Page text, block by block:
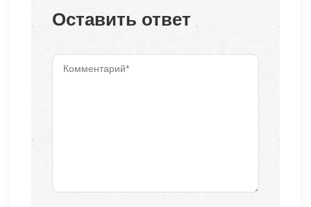
Оставить ответ